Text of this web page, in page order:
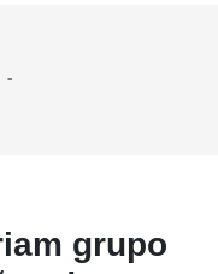
grupo